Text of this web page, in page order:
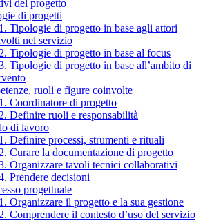
del progetto
di progetti
Tipologie di progetto in base agli attori
nel servizio
Tipologie di progetto in base al focus
Tipologie di progetto in base all’ambito di
ruoli e figure coinvolte
Coordinatore di progetto
Definire ruoli e responsabilità
di lavoro
Definire processi, strumenti e rituali
Curare la documentazione di progetto
Organizzare tavoli tecnici collaborativi
Prendere decisioni
progettuale
Organizzare il progetto e la sua gestione
Comprendere il contesto d’uso del servizio